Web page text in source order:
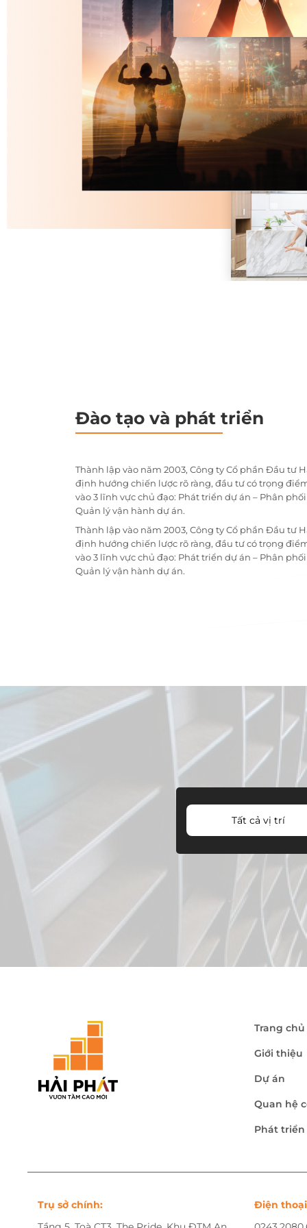
Đào tạo và phát triển
Thành lập vào năm 2003, Công ty Cổ phần Đầu tư
định hướng chiến lược rõ ràng, đầu tư có trọng
vào 3 lĩnh vực chủ đạo: Phát triển dự án – Phân
Quản lý vận hành dự án.
Thành lập vào năm 2003, Công ty Cổ phần Đầu tư
định hướng chiến lược rõ ràng, đầu tư có trọng
vào 3 lĩnh vực chủ đạo: Phát triển dự án – Phân
Quản lý vận hành dự án.
Tất cả vị trí
Trang chủ
Giới thiệu
Dự án
Quan hệ
Phát
Trụ sở chính:
Điện